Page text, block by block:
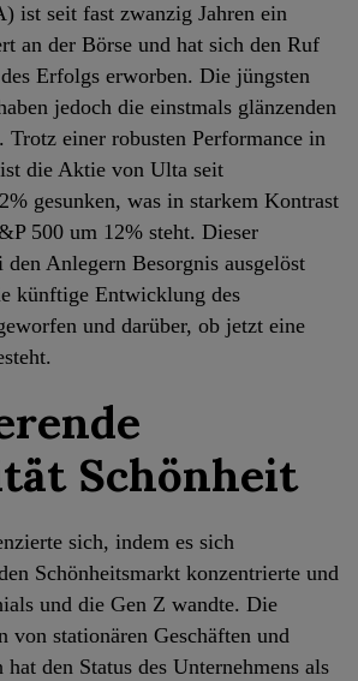
ist seit fast zwanzig Jahren ein
an der Börse und hat sich den Ruf
Erfolgs erworben. Die jüngsten
jedoch die einstmals glänzenden
Trotz einer robusten Performance in
die Aktie von Ulta seit
gesunken, was in starkem Kontrast
500 um 12% steht. Dieser
Anlegern Besorgnis ausgelöst
künftige Entwicklung des
und darüber, ob jetzt eine
Schönheit
sich, indem es sich
Schönheitsmarkt konzentrierte und
und die Gen Z wandte. Die
von stationären Geschäften und
den Status des Unternehmens als